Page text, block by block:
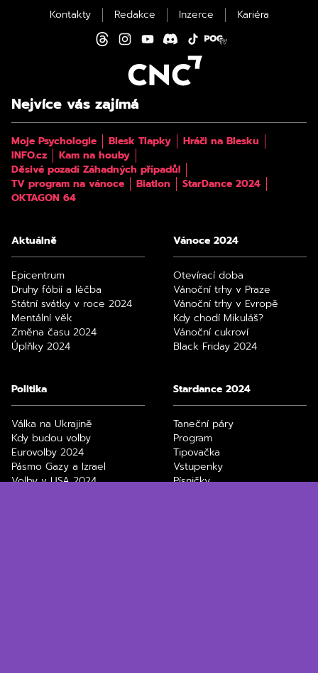
Nejvíce vás zajímá
Moje Psychologie Blesk Tlapky
Hráči na Blesku
INFO.cz
Kam na houby
Děsivé pozadí Záhadných případů!
TV program na vánoce
Biatlon
StarDance 2024
OKTAGON 64
Aktuálně
Epicentrum
Druhy fóbií a léčba
Státní svátky v roce 2024
Mentální věk
Změna času 2024
Úplňky 2024
Vánoce 2024
Otevírací doba
Vánoční trhy v Praze
Vánoční trhy v Evropě
Kdy chodí Mikuláš?
Vánoční cukroví
Black Friday 2024
Politika
Válka na Ukrajině
Kdy budou volby
Eurovolby 2024
Pásmo Gazy a Izrael
Volby v USA 2024
Stardance 2024
Taneční páry
Program
Tipovačka
Vstupenky
Písničky
Kontakty Redakce Inzerce Kariéra